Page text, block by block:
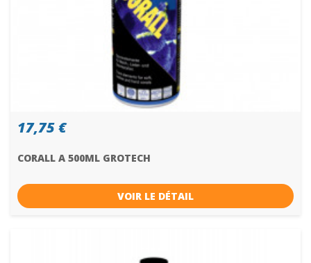
17,75 €
CORALL A 500ML GROTECH
VOIR LE DÉTAIL